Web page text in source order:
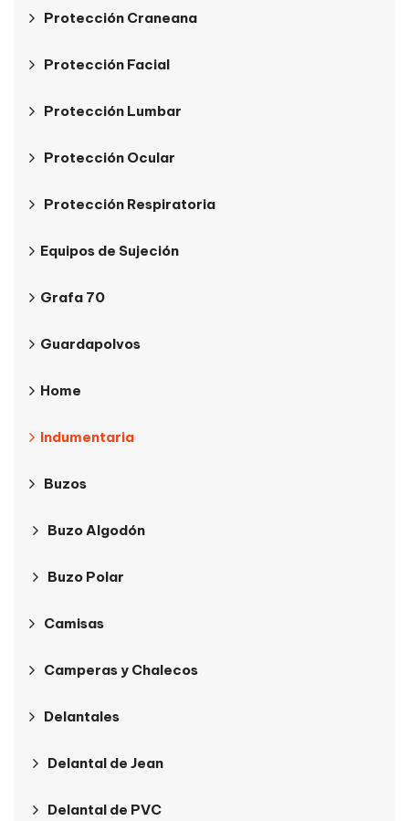
Protección Craneana
Protección Facial
Protección Lumbar
Protección Ocular
Protección Respiratoria
Equipos de Sujeción
Grafa 70
Guardapolvos
Home
Indumentaria
Buzos
Buzo Algodón
Buzo Polar
Camisas
Camperas y Chalecos
Delantales
Delantal de Jean
Delantal de PVC